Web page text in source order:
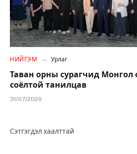
НИЙГЭМ Урлаг
Таван орны сурагчид Монгол
соёлтой танилцав
31/07/2026
Сэтгэгдэл хаалттай